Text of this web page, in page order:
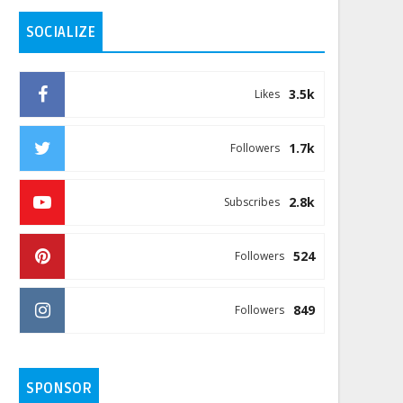
SOCIALIZE
3.5k
Likes
1.7k
Followers
2.8k
Subscribes
524
Followers
849
Followers
SPONSOR